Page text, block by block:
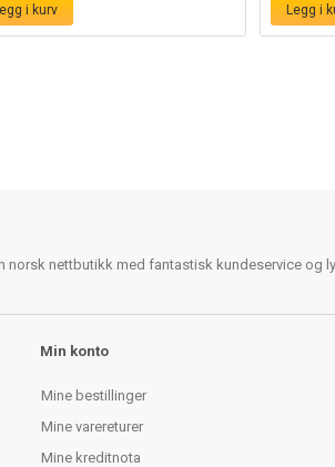
i kurv Legg i
norsk nettbutikk med fantastisk kundeservice
Min konto
Mine bestillinger
Mine varereturer
Mine kreditnota